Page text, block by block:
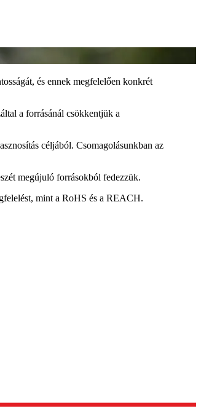
és ennek megfelelően konkrét
a forrásánál csökkentjük a
céljából. Csomagolásunkban az
megújuló forrásokból fedezzük.
mint a RoHS és a REACH.